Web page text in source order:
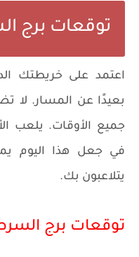
توقعات برج
اعتمد على خريطتك
بعيدًا عن المسار. لا
جميع الأوقات. يلعب
في جعل هذا اليوم
يتلاعبون بك.
توقعات برج